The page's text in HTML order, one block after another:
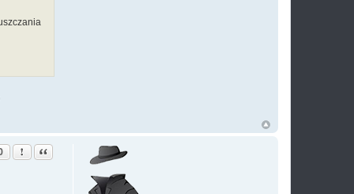
Zgłoś ten post
Cytuj